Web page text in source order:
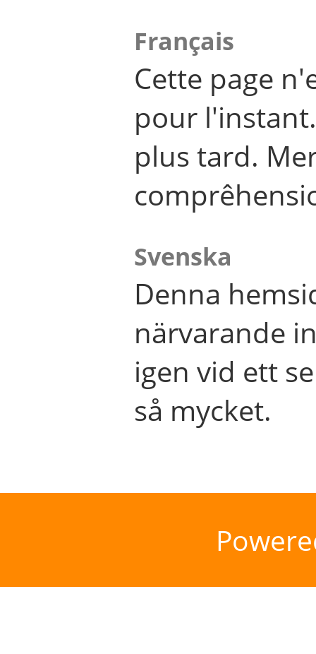
Français
Cette page
pour
plus tard.
Svenska
Denna
närvarande
igen vid ett
så mycket.